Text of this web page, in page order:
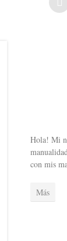
Hola! Mi
con mis
Más